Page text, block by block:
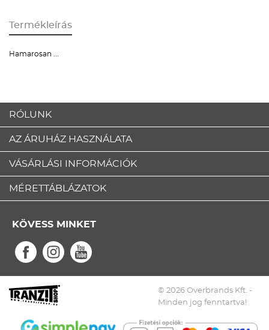
Termékleírás
Hamarosan ...
RÓLUNK
AZ ÁRUHÁZ HASZNÁLATA
VÁSÁRLÁSI INFORMÁCIÓK
MÉRETTÁBLÁZATOK
KÖVESS MINKET
© 2026 Overbrands Kft. -
Minden jog fenntartva!